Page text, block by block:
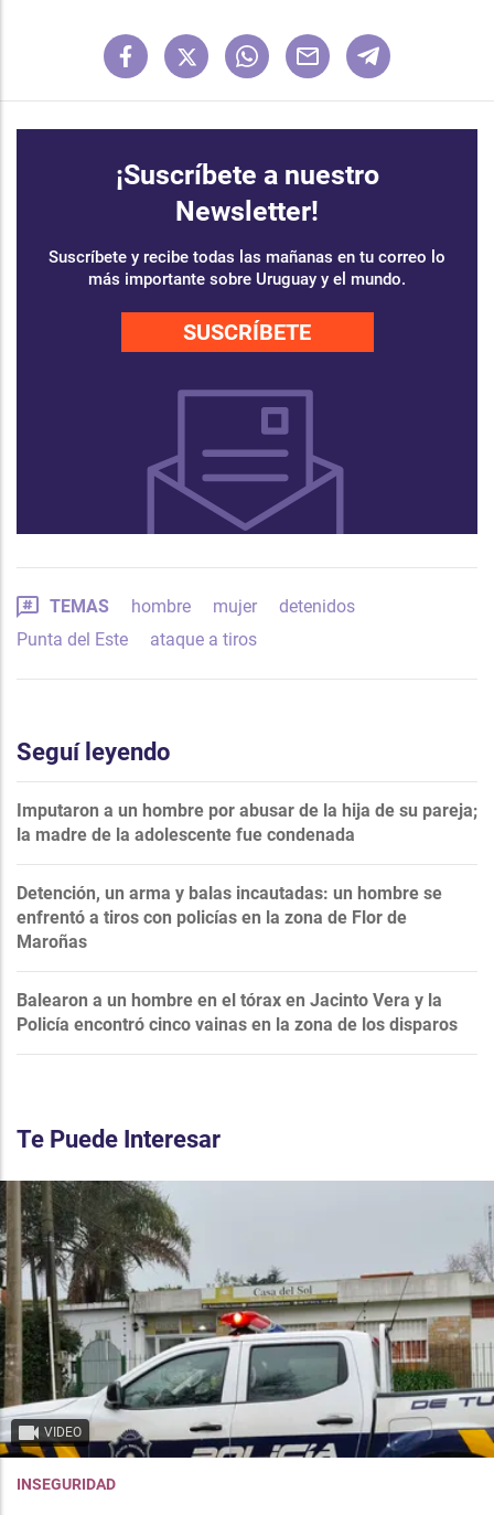
¡Suscríbete a nuestro
Newsletter!
Suscríbete y recibe todas las mañanas en tu correo lo
más importante sobre Uruguay y el mundo.
SUSCRÍBETE
TEMAS hombre mujer
detenidos
Punta del Este
ataque a tiros
Seguí leyendo
Imputaron a un hombre por abusar de la hija de su pareja;
la madre de la adolescente fue condenada
Detención, un arma y balas incautadas: un hombre se
enfrentó a tiros con policías en la zona de Flor de
Maroñas
Balearon a un hombre en el tórax en Jacinto Vera y la
Policía encontró cinco vainas en la zona de los disparos
Te Puede Interesar
VIDEO
INSEGURIDAD